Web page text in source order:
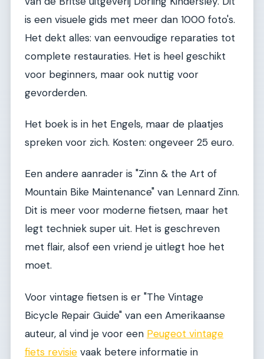
is een visuele gids met meer dan 1000 foto's.
Het dekt alles: van eenvoudige reparaties tot
complete restauraties. Het is heel geschikt
voor beginners, maar ook nuttig voor
gevorderden.
Het boek is in het Engels, maar de plaatjes
spreken voor zich. Kosten: ongeveer 25 euro.
Een andere aanrader is "Zinn & the Art of
Mountain Bike Maintenance" van Lennard Zinn.
Dit is meer voor moderne fietsen, maar het
legt techniek super uit. Het is geschreven
met flair, alsof een vriend je uitlegt hoe het
moet.
Voor vintage fietsen is er "The Vintage
Bicycle Repair Guide" van een Amerikaanse
auteur, al vind je voor een Peugeot vintage
fiets revisie vaak betere informatie in